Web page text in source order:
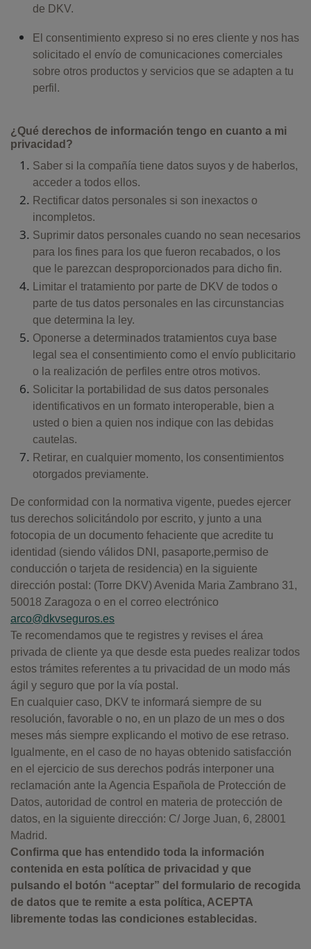
de DKV.
El consentimiento expreso si no eres cliente y nos has
solicitado el envío de comunicaciones comerciales
sobre otros productos y servicios que se adapten a tu
perfil.
¿Qué derechos de información tengo en cuanto a mi
privacidad?
Saber si la compañía tiene datos suyos y de haberlos,
acceder a todos ellos.
Rectificar datos personales si son inexactos o
incompletos.
Suprimir datos personales cuando no sean necesarios
para los fines para los que fueron recabados, o los
que le parezcan desproporcionados para dicho fin.
Limitar el tratamiento por parte de DKV de todos o
parte de tus datos personales en las circunstancias
que determina la ley.
Oponerse a determinados tratamientos cuya base
legal sea el consentimiento como el envío publicitario
o la realización de perfiles entre otros motivos.
Solicitar la portabilidad de sus datos personales
identificativos en un formato interoperable, bien a
usted o bien a quien nos indique con las debidas
cautelas.
Retirar, en cualquier momento, los consentimientos
otorgados previamente.
De conformidad con la normativa vigente, puedes ejercer
tus derechos solicitándolo por escrito, y junto a una
fotocopia de un documento fehaciente que acredite tu
identidad (siendo válidos DNI, pasaporte,permiso de
conducción o tarjeta de residencia) en la siguiente
dirección postal: (Torre DKV) Avenida Maria Zambrano 31,
50018 Zaragoza o en el correo electrónico
arco@dkvseguros.es
Te recomendamos que te registres y revises el área
privada de cliente ya que desde esta puedes realizar todos
estos trámites referentes a tu privacidad de un modo más
ágil y seguro que por la vía postal.
En cualquier caso, DKV te informará siempre de su
resolución, favorable o no, en un plazo de un mes o dos
meses más siempre explicando el motivo de ese retraso.
Igualmente, en el caso de no hayas obtenido satisfacción
en el ejercicio de sus derechos podrás interponer una
reclamación ante la Agencia Española de Protección de
Datos, autoridad de control en materia de protección de
datos, en la siguiente dirección: C/ Jorge Juan, 6, 28001
Madrid.
Confirma que has entendido toda la información
contenida en esta política de privacidad y que
pulsando el botón “aceptar” del formulario de recogida
de datos que te remite a esta política, ACEPTA
libremente todas las condiciones establecidas.